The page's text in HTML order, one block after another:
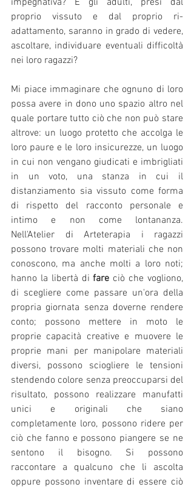
impegnativa? E gli adulti, presi dal
proprio vissuto e dal proprio ri-
adattamento, saranno in grado di vedere,
ascoltare, individuare eventuali difficoltà
nei loro ragazzi?
Mi piace immaginare che ognuno di loro
possa avere in dono uno spazio altro nel
quale portare tutto ciò che non può stare
altrove: un luogo protetto che accolga le
loro paure e le loro insicurezze, un luogo
in cui non vengano giudicati e imbrigliati
in un voto, una stanza in cui il
distanziamento sia vissuto come forma
di rispetto del racconto personale e
intimo e non come lontananza.
Nell'Atelier di Arteterapia i ragazzi
possono trovare molti materiali che non
conoscono, ma anche molti a loro noti;
hanno la libertà di fare ciò che vogliono,
di scegliere come passare un'ora della
propria giornata senza doverne rendere
conto; possono mettere in moto le
proprie capacità creative e muovere le
proprie mani per manipolare materiali
diversi, possono sciogliere le tensioni
stendendo colore senza preoccuparsi del
risultato, possono realizzare manufatti
unici e originali che siano
completamente loro, possono ridere per
ciò che fanno e possono piangere se ne
sentono il bisogno. Si possono
raccontare a qualcuno che li ascolta
oppure possono inventare di essere ciò